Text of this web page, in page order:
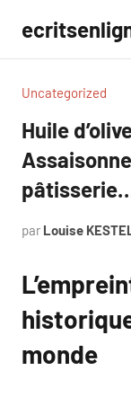
contenu
Uncategorized
Huile
par Louise
monde